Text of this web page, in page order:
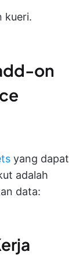
kueri.
on
yang dapat
adalah
data: